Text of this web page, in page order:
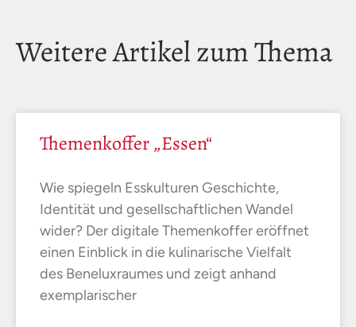
Weitere Artikel zum Thema
Themenkoffer „Essen“
Wie spiegeln Esskulturen Geschichte,
Identität und gesellschaftlichen Wandel
wider? Der digitale Themenkoffer eröffnet
einen Einblick in die kulinarische Vielfalt
des Beneluxraumes und zeigt anhand
exemplarischer